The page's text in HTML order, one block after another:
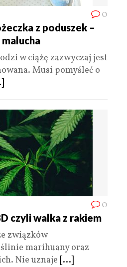
0
z poduszek –
w ciążę zazwyczaj jest
Musi pomyśleć o
0
czyli walka z rakiem
związków
marihuany oraz
Nie uznaje [...]